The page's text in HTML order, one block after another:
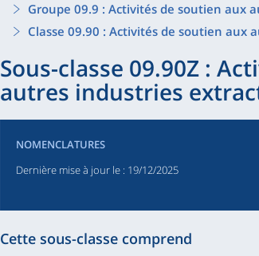
Groupe 09.9 : Activités de soutien aux
Classe 09.90 : Activités de soutien aux
Sous-classe 09.90Z :
autres industries
NOMENCLATURES
Dernière mise à jour le : 19/12/2025
Cette sous-classe comprend